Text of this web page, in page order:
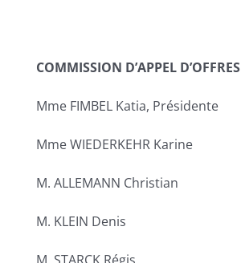
COMMISSION D’APPEL D’OFFRES
Mme FIMBEL Katia, Présidente
Mme WIEDERKEHR Karine
M. ALLEMANN Christian
M. KLEIN Denis